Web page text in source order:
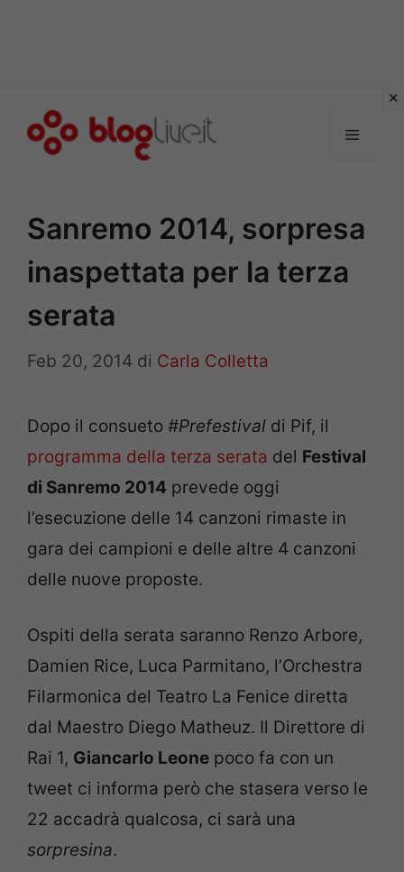
Menu
Sanremo 2014, sorpresa
inaspettata per la terza
serata
Feb 20, 2014 di Carla Colletta
Dopo il consueto #Prefestival di Pif, il
programma della terza serata del Festival
di Sanremo 2014 prevede oggi
l’esecuzione delle 14 canzoni rimaste in
gara dei campioni e delle altre 4 canzoni
delle nuove proposte.
Ospiti della serata saranno Renzo Arbore,
Damien Rice, Luca Parmitano, l’Orchestra
Filarmonica del Teatro La Fenice diretta
dal Maestro Diego Matheuz. Il Direttore di
Rai 1, Giancarlo Leone poco fa con un
tweet ci informa però che stasera verso le
22 accadrà qualcosa, ci sarà una
sorpresina.